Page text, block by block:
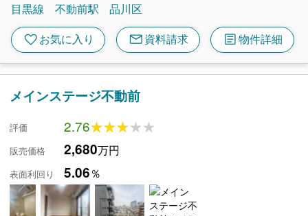
目黒線
不動前駅 品川区
favoriteお気に入り mail資料請求 article物件詳細
メインステージ不動前
評価 2.76★★★★★
★★★★★
販売価格 2,680万円
表面利回り 5.06％